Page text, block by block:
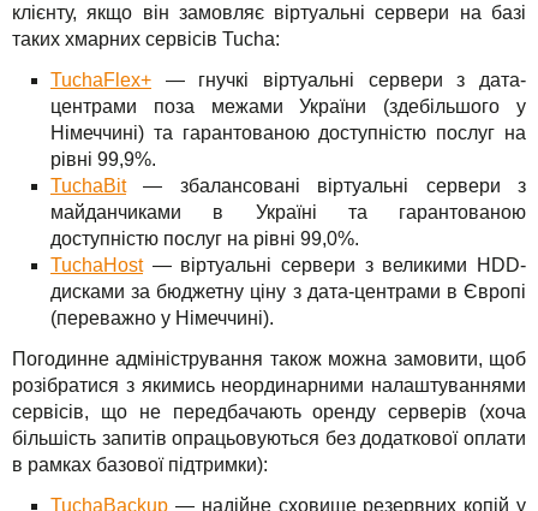
клієнту, якщо він замовляє віртуальні сервери на базі
таких хмарних сервісів Tucha:
TuchaFlex+ — гнучкі віртуальні сервери з дата-
центрами поза межами України (здебільшого у
Німеччині) та гарантованою доступністю послуг на
рівні 99,9%.
TuchaBit— збалансовані віртуальні сервери з
майданчиками в Україні та гарантованою
доступністю послуг на рівні 99,0%.
TuchaHost— віртуальні сервери з великими HDD-
дисками за бюджетну ціну з дата-центрами в Європі
(переважно у Німеччині).
Погодинне адміністрування також можна замовити, щоб
розібратися з якимись неординарними налаштуваннями
сервісів, що не передбачають оренду серверів (хоча
більшість запитів опрацьовуються без додаткової оплати
в рамках базової підтримки):
TuchaBackup — надійне сховище резервних копій у